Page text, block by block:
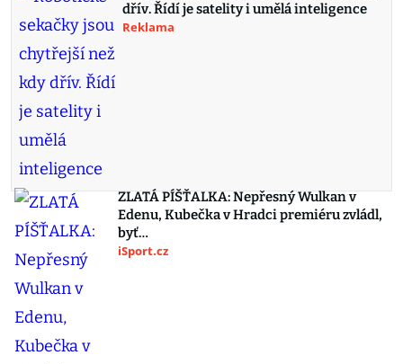
dřív. Řídí je satelity i umělá inteligence
Reklama
ZLATÁ PÍŠŤALKA: Nepřesný Wulkan v
Edenu, Kubečka v Hradci premiéru zvládl,
byť…
iSport.cz